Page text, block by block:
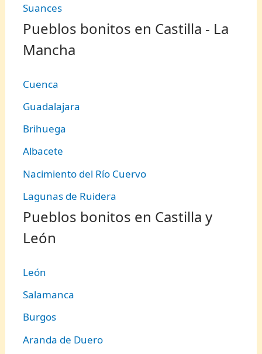
Suances
Pueblos bonitos en Castilla - La
Mancha
Cuenca
Guadalajara
Brihuega
Albacete
Nacimiento del Río Cuervo
Lagunas de Ruidera
Pueblos bonitos en Castilla y
León
León
Salamanca
Burgos
Aranda de Duero